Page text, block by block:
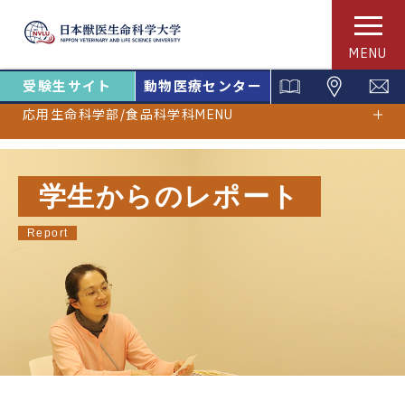
MENU
受験生サイト 動物医療センター
学生からのレポート
Report
応用生命科学部/食品科学科MENU